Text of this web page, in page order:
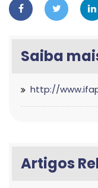
Saiba
http://
Artigos